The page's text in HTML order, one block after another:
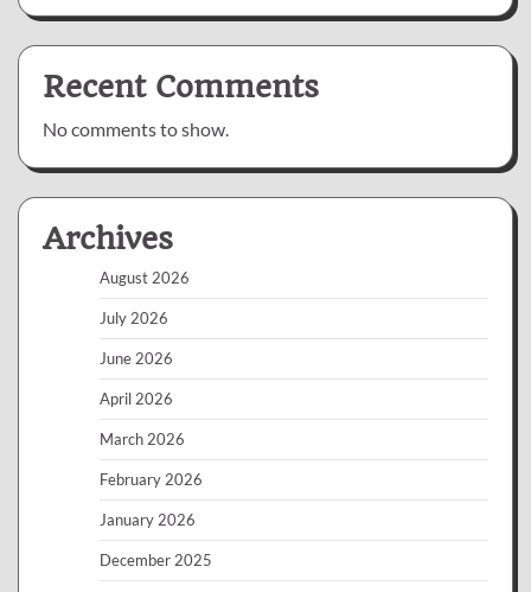
Recent Comments
No comments to show.
Archives
August 2026
July 2026
June 2026
April 2026
March 2026
February 2026
January 2026
December 2025